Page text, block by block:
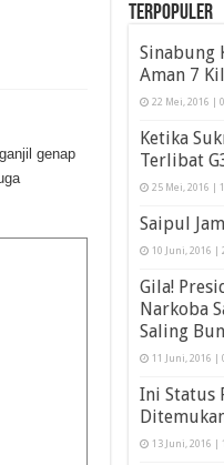
genap
Terpopuler
Sinabung
Aman 7
22 Mei, 2016 |
Ketika
Terlibat
25 Mei, 2016 |
Saipul
10 Juni, 2016 |
Gila!
Narkoba
Saling
11 Juni, 2016 |
Ini Status
13 Juni, 2016 |